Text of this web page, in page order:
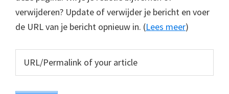
verwijderen? Update of verwijder je bericht en voer
de URL van je bericht opnieuw in. (Lees meer)